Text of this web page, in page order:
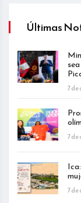
Últimas
7 de
7 de
7 de